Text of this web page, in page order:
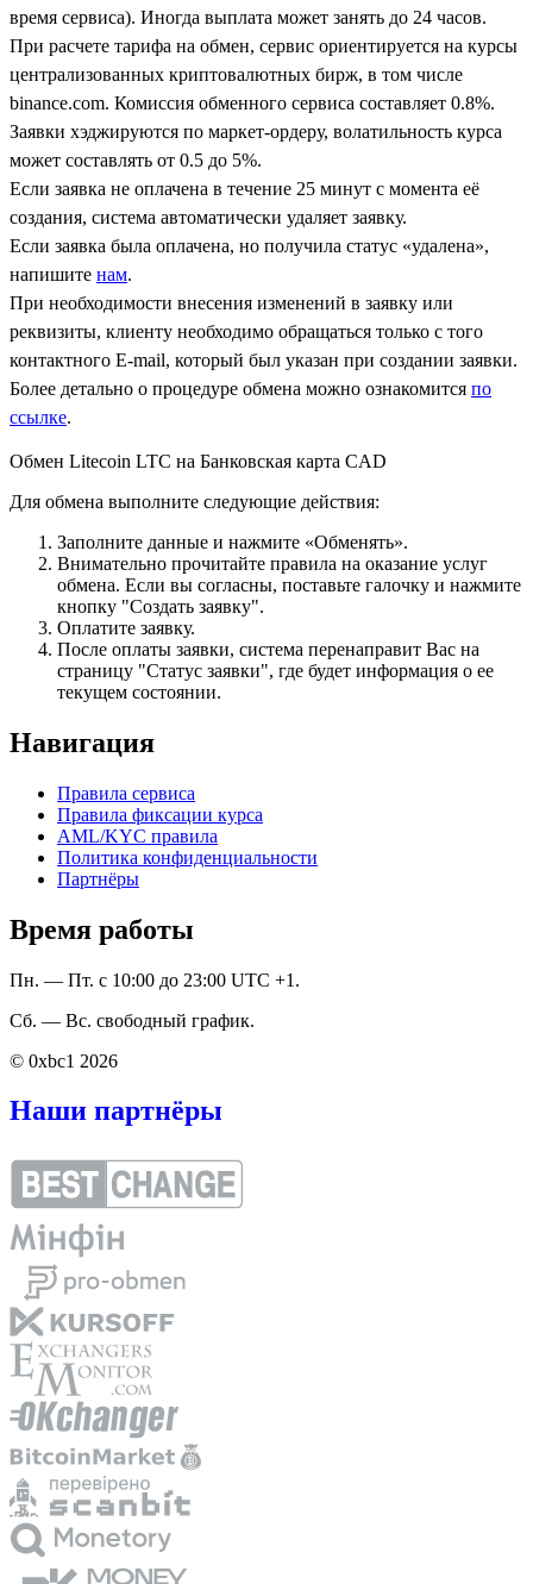
время сервиса). Иногда выплата может занять до 24 часов.
При расчете тарифа на обмен, сервис ориентируется на курсы
централизованных криптовалютных бирж, в том числе
binance.com. Комиссия обменного сервиса составляет 0.8%.
Заявки хэджируются по маркет-ордеру, волатильность курса
может составлять от 0.5 до 5%.
Если заявка не оплачена в течение 25 минут с момента её
создания, система автоматически удаляет заявку.
Если заявка была оплачена, но получила статус «удалена»,
напишите нам.
При необходимости внесения изменений в заявку или
реквизиты, клиенту необходимо обращаться только с того
контактного Е-mail, который был указан при создании заявки.
Более детально о процедуре обмена можно ознакомится по
ссылке.
Обмен Litecoin LTC на Банковская карта CAD
Для обмена выполните следующие действия:
Заполните данные и нажмите «Обменять».
Внимательно прочитайте правила на оказание услуг
обмена. Если вы согласны, поставьте галочку и нажмите
кнопку "Создать заявку".
Оплатите заявку.
После оплаты заявки, система перенаправит Вас на
страницу "Статус заявки", где будет информация о ее
текущем состоянии.
Навигация
Правила сервиса
Правила фиксации курса
AML/KYC правила
Политика конфиденциальности
Партнёры
Время работы
Пн. — Пт. с 10:00 до 23:00 UTC +1.
Сб. — Вс. свободный график.
© 0xbc1 2026
Наши партнёры